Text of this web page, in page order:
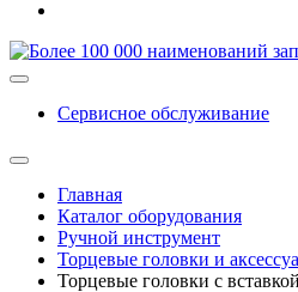
Сервисное обслуживание
Главная
Каталог оборудования
Ручной инструмент
Торцевые головки и
Торцевые головки с